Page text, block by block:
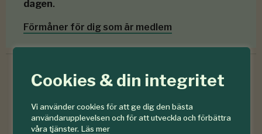
Cookies & din integritet
Vi använder cookies för att ge dig den bästa
användarupplevelsen och för att utveckla och förbättra
våra tjänster. Läs mer
dagen.
Förmåner för dig som är medlem
#6-7
2026